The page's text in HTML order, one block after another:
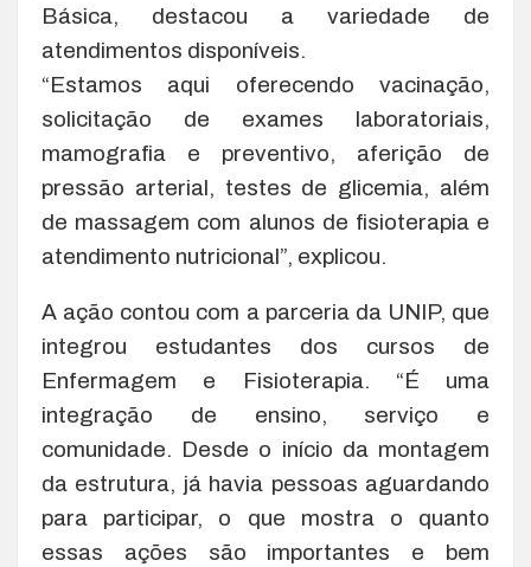
Básica, destacou a variedade de
atendimentos disponíveis.
“Estamos aqui oferecendo vacinação,
solicitação de exames laboratoriais,
mamografia e preventivo, aferição de
pressão arterial, testes de glicemia, além
de massagem com alunos de fisioterapia e
atendimento nutricional”, explicou.
A ação contou com a parceria da UNIP, que
integrou estudantes dos cursos de
Enfermagem e Fisioterapia. “É uma
integração de ensino, serviço e
comunidade. Desde o início da montagem
da estrutura, já havia pessoas aguardando
para participar, o que mostra o quanto
essas ações são importantes e bem